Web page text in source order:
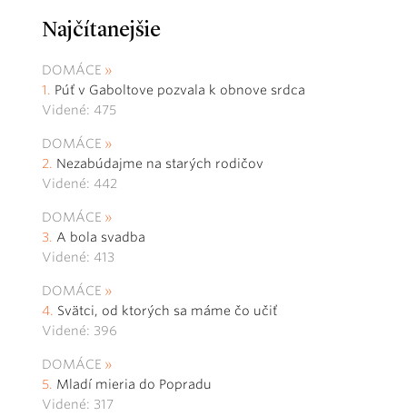
Najčítanejšie
DOMÁCE
Púť v Gaboltove pozvala k obnove srdca
Videné: 475
DOMÁCE
Nezabúdajme na starých rodičov
Videné: 442
DOMÁCE
A bola svadba
Videné: 413
DOMÁCE
Svätci, od ktorých sa máme čo učiť
Videné: 396
DOMÁCE
Mladí mieria do Popradu
Videné: 317